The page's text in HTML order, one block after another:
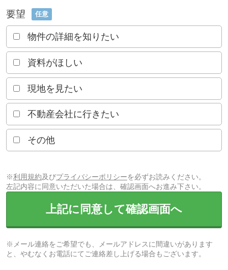
要望 任意
物件の詳細を知りたい
資料がほしい
現地を見たい
不動産会社に行きたい
その他
※利用規約及びプライバシーポリシーを必ずお読みください。
左記内容に同意いただいた場合は、確認画面へお進み下さい。
上記に同意して確認画面へ
※メール連絡をご希望でも、メールアドレスに間違いがあります
と、やむなくお電話にてご連絡差し上げる場合もございます。